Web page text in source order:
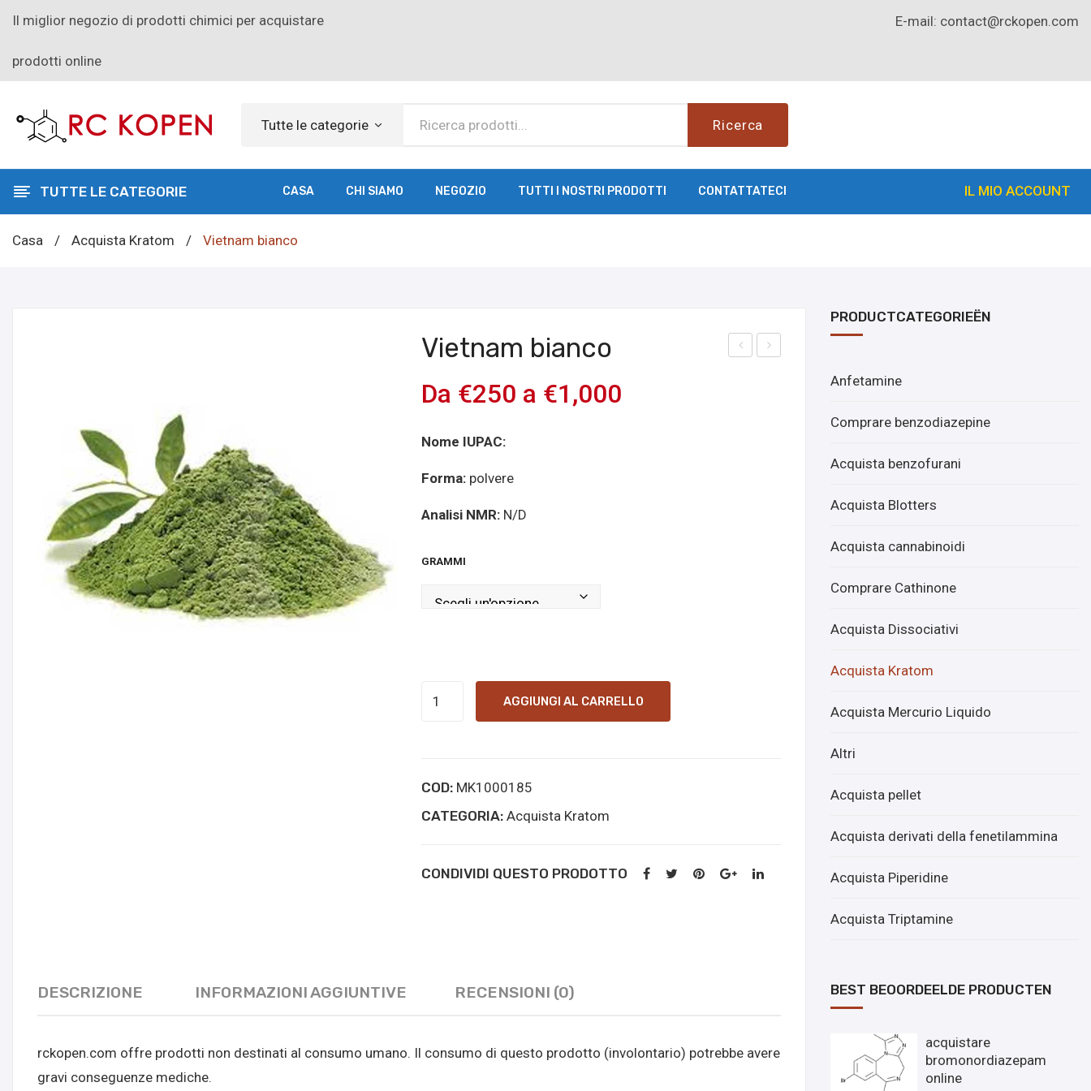
Il miglior negozio di prodotti chimici per acquistare
prodotti online
E-mail: contact@rckopen.com
Tutte le categorie Ricerca
TUTTE LE CATEGORIE CASA CHI SIAMO NEGOZIO TUTTI I NOSTRI PRODOTTI CONTATTATECI IL MIO ACCOUNT
Casa / Acquista Kratom / Vietnam bianco
Vietnam bianco
Da €250 a €1,000
Nome IUPAC:
Forma: polvere
Analisi NMR: N/D
GRAMMI
White
AGGIUNGI AL CARRELLO
COD: MK1000185
CATEGORIA: Acquista Kratom
CONDIVIDI QUESTO PRODOTTO
DESCRIZIONE INFORMAZIONI AGGIUNTIVE RECENSIONI (0)
rckopen.com offre prodotti non destinati al consumo umano. Il consumo di questo prodotto (involontario) potrebbe avere
gravi conseguenze mediche.
PRODUCTCATEGORIEËN
Anfetamine
Comprare benzodiazepine
Acquista benzofurani
Acquista Blotters
Acquista cannabinoidi
Comprare Cathinone
Acquista Dissociativi
Acquista Kratom
Acquista Mercurio Liquido
Altri
Acquista pellet
Acquista derivati ​​della fenetilammina
Acquista Piperidine
Acquista Triptamine
BEST BEOORDEELDE PRODUCTEN
acquistare
bromonordiazepam
online